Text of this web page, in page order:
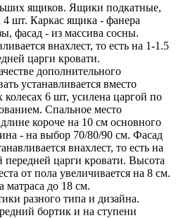
ящиков. Ящики подкатные,
4 шт. Каркас ящика - фанера
фасад - из массива сосны.
внахлест, то есть на 1-1.5
царги кровати.
дополнительного
устанавливается вместо
6 шт, усилена царгой по
Спальное место
короче на 10 см основного
- на выбор 70/80/90 см. Фасад
внахлест, то есть на
царги кровати. Высота
от пола увеличивается на 8 см.
матраса до 18 см.
разного типа и дизайна.
бортик и на ступени